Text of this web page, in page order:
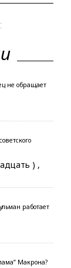
не обращает
) ,
работает
Макрона?